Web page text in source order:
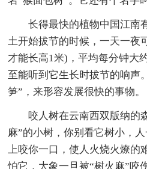
长得最快的植物中国江南
土开始拔节的时候，一天一夜
才能长高1米)，平均每分钟大
至能听到它生长时拔节的响声
笋”，来形容发展很快的事物。
咬人树在云南西双版纳的
麻”的小树，你别看它树小，
上咬你一口，使人火烧火燎的
怕它，大象一旦被“树火麻”咬